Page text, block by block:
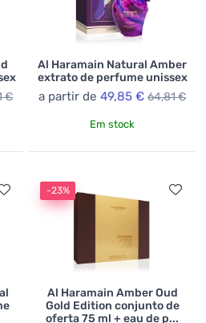
€
Al Haramain Natural Amber
extrato de perfume unissex
a partir de 49,85 € 64,81 €
Em stock
-23%
Al Haramain Amber Oud
Gold Edition conjunto de
oferta 75 ml + eau de p...